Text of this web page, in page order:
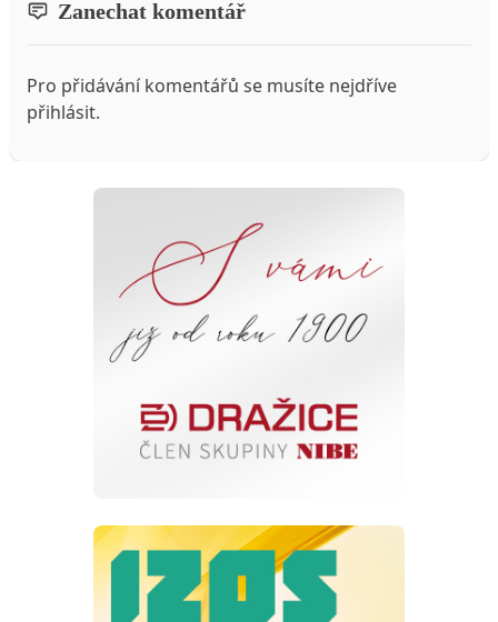
Zanechat komentář
Pro přidávání komentářů se musíte nejdříve
přihlásit.